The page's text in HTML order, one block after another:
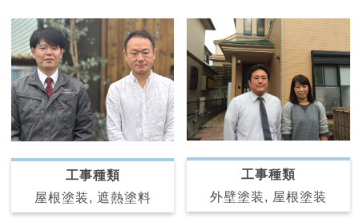
工事種類
屋根塗装, 遮熱塗料
工事種類
外壁塗装, 屋根塗装